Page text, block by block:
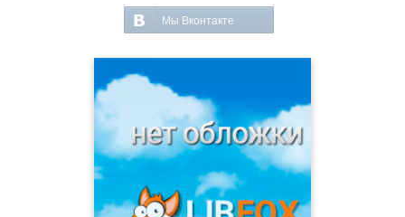
Мы Вконтакте